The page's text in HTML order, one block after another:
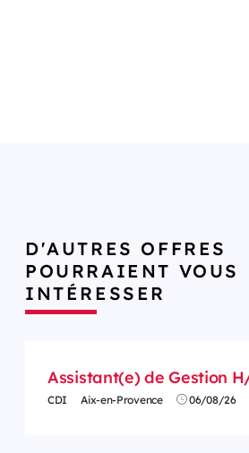
D'AUTRES OFFRES
POURRAIENT VOUS
INTÉRESSER
Assistant(e) de Gestion
CDI Aix-en-Provence 06/08/26